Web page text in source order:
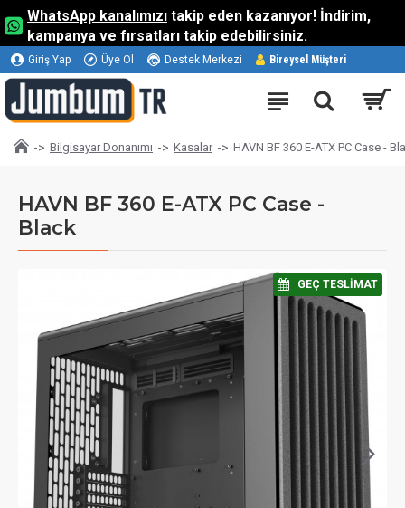
WhatsApp kanalımızı takip eden kazanıyor! İndirim,
kampanya ve fırsatları takip edebilirsiniz.
Giriş Yap Üye Ol Destek Merkezi Bireysel Müşteri
Bilgisayar Donanımı Kasalar HAVN BF 360 E-ATX PC Case -
HAVN BF 360 E-ATX PC Case -
Black
⠀GEÇ TESLIMAT